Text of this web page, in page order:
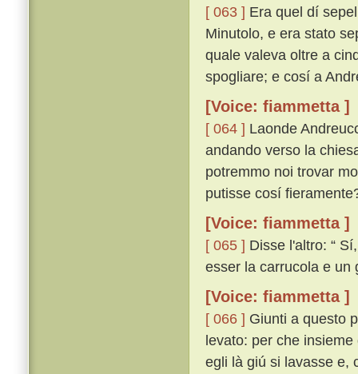
[ 063 ] Era quel dí
Minutolo, e era stato
quale valeva oltre a
spogliare; e cosí a
[Voice: fiammetta ]
[ 064 ] Laonde
andando verso la
potremmo noi trovar
putisse cosí
[Voice: fiammetta ]
[ 065 ] Disse l'altro: “
esser la carrucola e un
[Voice: fiammetta ]
[ 066 ] Giunti a questo
levato: per che
egli là giú si lavasse e,